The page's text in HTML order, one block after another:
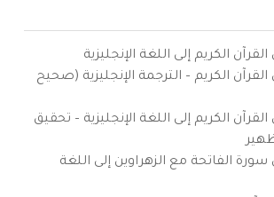
الكريم إلى اللغة الإنجليزية
الكريم – الترجمة الإنجليزية (صحيح
الكريم إلى اللغة الإنجليزية – تحقيق
الفاتحة مع الزهراوين إلى اللغة